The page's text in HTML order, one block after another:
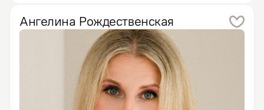
Ангелина Рождественская